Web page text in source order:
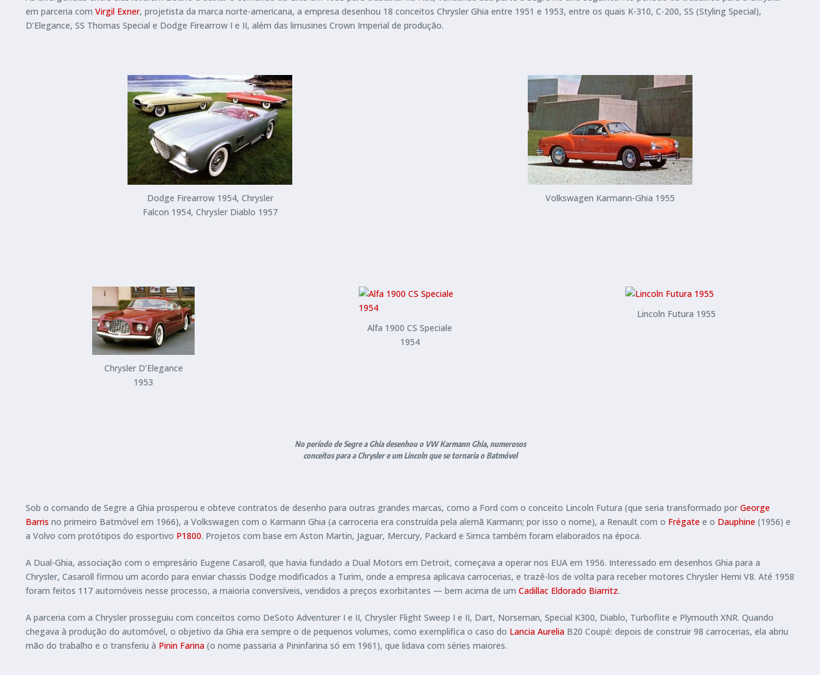
em parceria com Virgil Exner, projetista da marca norte-americana, a empresa desenhou 18 conceitos Chrysler Ghia entre 1951 e 1953, entre os quais K-310, C-200, SS (Styling Special),
D’Elegance, SS Thomas Special e Dodge Firearrow I e II, além das limusines Crown Imperial de produção.
Dodge Firearrow 1954, Chrysler
Falcon 1954, Chrysler Diablo 1957
Volkswagen Karmann-Ghia 1955
Chrysler D’Elegance
1953
Alfa 1900 CS Speciale
1954
Lincoln Futura 1955
No período de Segre a Ghia desenhou o VW Karmann Ghia, numerosos
conceitos para a Chrysler e um Lincoln que se tornaria o Batmóvel
Sob o comando de Segre a Ghia prosperou e obteve contratos de desenho para outras grandes marcas, como a Ford com o conceito Lincoln Futura (que seria transformado por George
Barris no primeiro Batmóvel em 1966), a Volkswagen com o Karmann Ghia (a carroceria era construída pela alemã Karmann; por isso o nome), a Renault com o Frégate e o Dauphine (1956) e
a Volvo com protótipos do esportivo P1800. Projetos com base em Aston Martin, Jaguar, Mercury, Packard e Simca também foram elaborados na época.
A Dual-Ghia, associação com o empresário Eugene Casaroll, que havia fundado a Dual Motors em Detroit, começava a operar nos EUA em 1956. Interessado em desenhos Ghia para a
Chrysler, Casaroll firmou um acordo para enviar chassis Dodge modificados a Turim, onde a empresa aplicava carrocerias, e trazê-los de volta para receber motores Chrysler Hemi V8. Até 1958
foram feitos 117 automóveis nesse processo, a maioria conversíveis, vendidos a preços exorbitantes — bem acima de um Cadillac Eldorado Biarritz.
A parceria com a Chrysler prosseguiu com conceitos como DeSoto Adventurer I e II, Chrysler Flight Sweep I e II, Dart, Norseman, Special K300, Diablo, Turboflite e Plymouth XNR. Quando
chegava à produção do automóvel, o objetivo da Ghia era sempre o de pequenos volumes, como exemplifica o caso do Lancia Aurelia B20 Coupé: depois de construir 98 carrocerias, ela abriu
mão do trabalho e o transferiu à Pinin Farina (o nome passaria a Pininfarina só em 1961), que lidava com séries maiores.